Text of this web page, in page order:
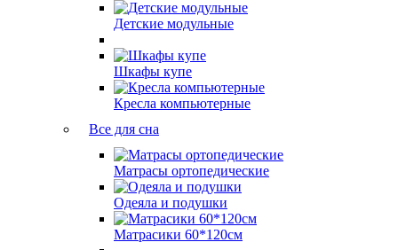
Детские модульные
Шкафы купе
Кресла компьютерные
Все для сна
Матрасы ортопедические
Одеяла и подушки
Матрасики 60*120см